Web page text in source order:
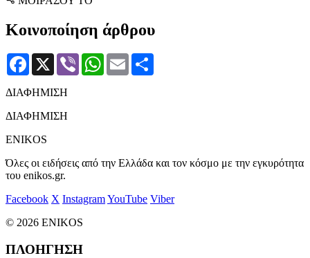
Κοινοποίηση άρθρου
Facebook
X Viber WhatsApp
Email
ΔΙΑΦΗΜΙΣΗ
ΔΙΑΦΗΜΙΣΗ
ENIKOS
Όλες οι ειδήσεις από την Ελλάδα και τον κόσμο με την εγκυρότητα
του enikos.gr.
Facebook X InstagramYouTube Viber
© 2026 ENIKOS
ΠΛΟΗΓΗΣΗ